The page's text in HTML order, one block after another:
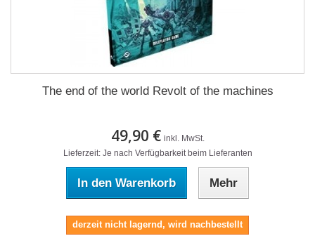
The end of the world Revolt of the machines
49,90 € inkl. MwSt.
Lieferzeit: Je nach Verfügbarkeit beim Lieferanten
In den Warenkorb Mehr
derzeit nicht lagernd, wird nachbestellt